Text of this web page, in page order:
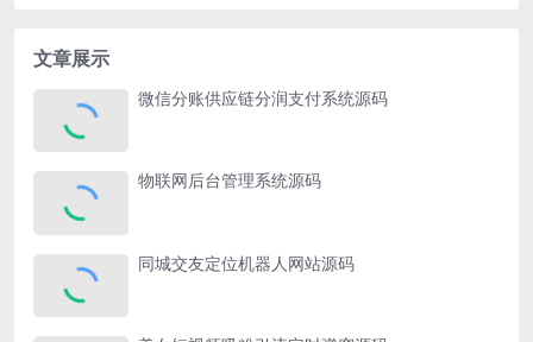
文章展示
微信分账供应链分润支付系统源码
物联网后台管理系统源码
同城交友定位机器人网站源码